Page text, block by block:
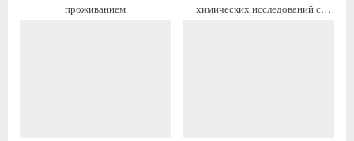
проживанием
химических исследований с